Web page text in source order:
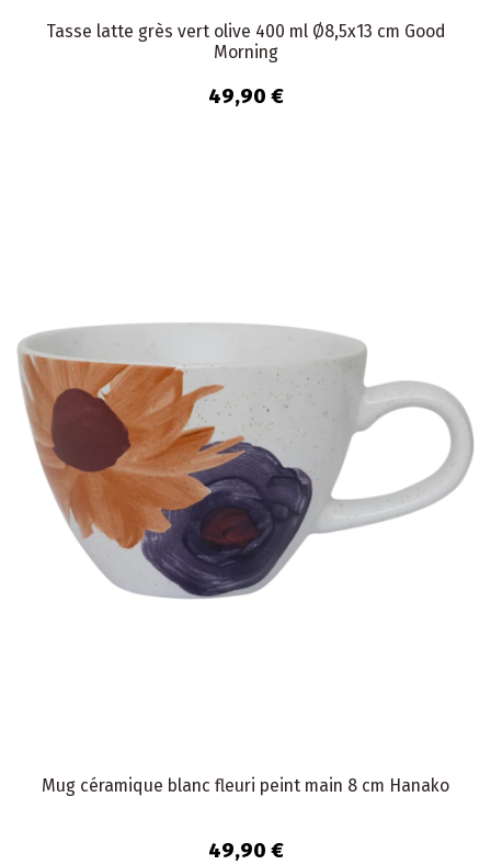
Tasse latte grès vert olive 400 ml Ø8,5x13 cm Good
Morning
49,90 €
Mug céramique blanc fleuri peint main 8 cm Hanako
49,90 €